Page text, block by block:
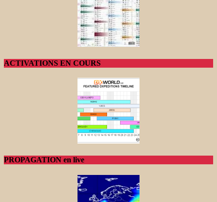
ACTIVATIONS EN COURS
PROPAGATION en live